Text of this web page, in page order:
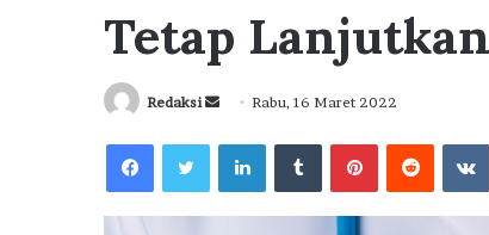
Tetap
Redaksi
Send
email
Rabu, 16 Maret 2022
FacebookTwitterLinkedInTumblrPinterestReddit